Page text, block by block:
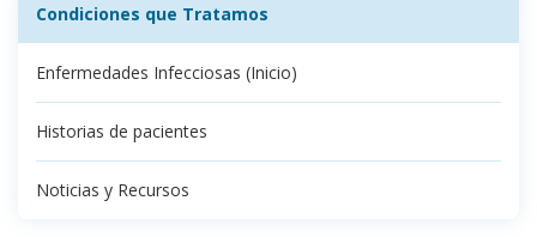
Condiciones que Tratamos
Enfermedades Infecciosas (Inicio)
Historias de pacientes
Noticias y Recursos